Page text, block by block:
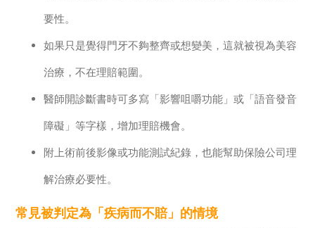
要性。
如果只是覺得門牙不夠整齊或想變美，這就被視為美容
治療，不在理賠範圍。
醫師開診斷書時可多寫「影響咀嚼功能」或「語音發音
障礙」等字樣，增加理賠機會。
附上術前後影像或功能測試紀錄，也能幫助保險公司理
解治療必要性。
常見被判定為「疾病而不賠」的情境